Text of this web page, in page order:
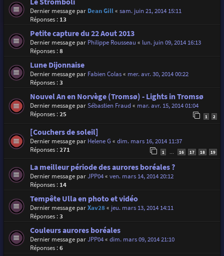
Le Stromboli
Dernier message par Dean Gill« sam. juin 21, 2014 15:11
Réponses : 13
Petite capture du 22 Aout 2013
Dernier message par Philippe Rousseau « lun. juin 09, 2014 16:13
Réponses :8
Lune Dijonnaise
Dernier message par Fabien Colas« mer. avr. 30, 2014 00:22
Réponses :3
Nouvel An en Norvège (Tromsø) - Lights in Tromsø
Dernier message parSébastien Fraud« mar. avr. 15, 2014 01:04
Réponses :25 1 2
[Couchers de soleil]
Dernier message par Helene G« dim. mars 16, 2014 11:37
Réponses :271 1 16 17 18 19
La meilleur période des aurores boréales ?
Dernier message parJPP04« ven. mars 14, 2014 20:12
Réponses : 14
Tempête Ulla en photo et vidéo
Dernier message parXav28« jeu. mars 13, 2014 14:11
Réponses :3
Couleurs aurores boréales
Dernier message parJPP04« dim. mars 09, 2014 21:10
Réponses :6